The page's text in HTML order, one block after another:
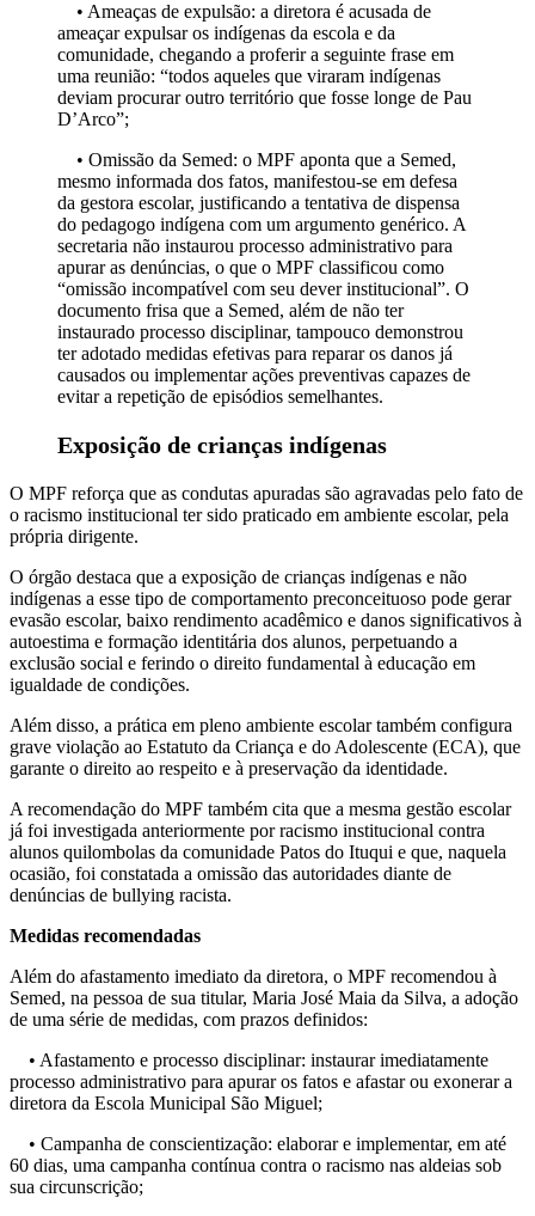
• Ameaças de expulsão: a diretora é acusada de
ameaçar expulsar os indígenas da escola e da
comunidade, chegando a proferir a seguinte frase em
uma reunião: “todos aqueles que viraram indígenas
deviam procurar outro território que fosse longe de Pau
D’Arco”;
• Omissão da Semed: o MPF aponta que a Semed,
mesmo informada dos fatos, manifestou-se em defesa
da gestora escolar, justificando a tentativa de dispensa
do pedagogo indígena com um argumento genérico. A
secretaria não instaurou processo administrativo para
apurar as denúncias, o que o MPF classificou como
“omissão incompatível com seu dever institucional”. O
documento frisa que a Semed, além de não ter
instaurado processo disciplinar, tampouco demonstrou
ter adotado medidas efetivas para reparar os danos já
causados ou implementar ações preventivas capazes de
evitar a repetição de episódios semelhantes.
Exposição de crianças indígenas
O MPF reforça que as condutas apuradas são agravadas pelo fato de
o racismo institucional ter sido praticado em ambiente escolar, pela
própria dirigente.
O órgão destaca que a exposição de crianças indígenas e não
indígenas a esse tipo de comportamento preconceituoso pode gerar
evasão escolar, baixo rendimento acadêmico e danos significativos à
autoestima e formação identitária dos alunos, perpetuando a
exclusão social e ferindo o direito fundamental à educação em
igualdade de condições.
Além disso, a prática em pleno ambiente escolar também configura
grave violação ao Estatuto da Criança e do Adolescente (ECA), que
garante o direito ao respeito e à preservação da identidade.
A recomendação do MPF também cita que a mesma gestão escolar
já foi investigada anteriormente por racismo institucional contra
alunos quilombolas da comunidade Patos do Ituqui e que, naquela
ocasião, foi constatada a omissão das autoridades diante de
denúncias de bullying racista.
Medidas recomendadas
Além do afastamento imediato da diretora, o MPF recomendou à
Semed, na pessoa de sua titular, Maria José Maia da Silva, a adoção
de uma série de medidas, com prazos definidos:
• Afastamento e processo disciplinar: instaurar imediatamente
processo administrativo para apurar os fatos e afastar ou exonerar a
diretora da Escola Municipal São Miguel;
• Campanha de conscientização: elaborar e implementar, em até
60 dias, uma campanha contínua contra o racismo nas aldeias sob
sua circunscrição;